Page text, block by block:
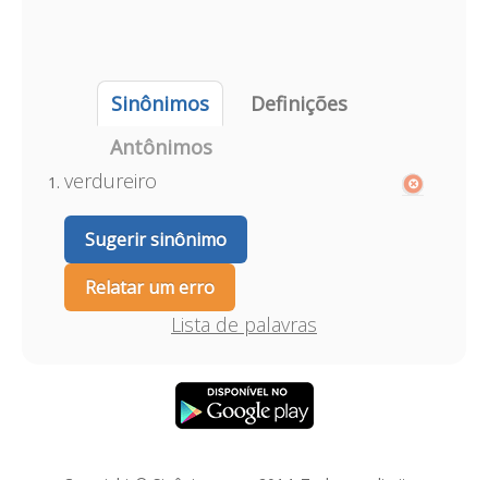
Sinônimos
Definições
Antônimos
verdureiro
Sugerir sinônimo
Relatar um erro
Lista de palavras